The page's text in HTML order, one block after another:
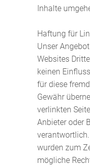
Inhalte
Haftung für
Unser
Websites
keinen
für diese
Gewähr
verlinkten
Anbieter oder
wurden zum
mögliche